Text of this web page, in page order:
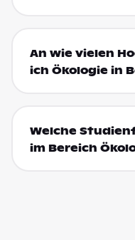
An wie vielen
ich Ökologie in
Welche
im Bereich